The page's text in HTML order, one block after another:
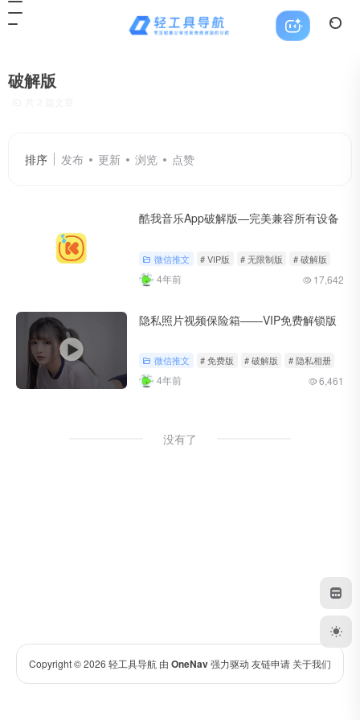
破解版
排序 发布 更新 浏览 点赞
酷我音乐App破解版—完美兼容所有设备
微信推文 # VIP版 # 无限制版 # 破解版
4年前 17,642
隐私照片视频保险箱——VIP免费解锁版
微信推文 # 免费版 # 破解版 # 隐私相册
4年前 6,461
没有了
Copyright © 2026 轻工具导航 由 OneNav强力驱动 友链申请 关于我们